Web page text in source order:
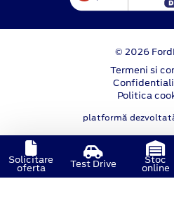
© 2026
Termeni si
Politica
platformă
Solicitare
oferta Test Drive Stoc
online